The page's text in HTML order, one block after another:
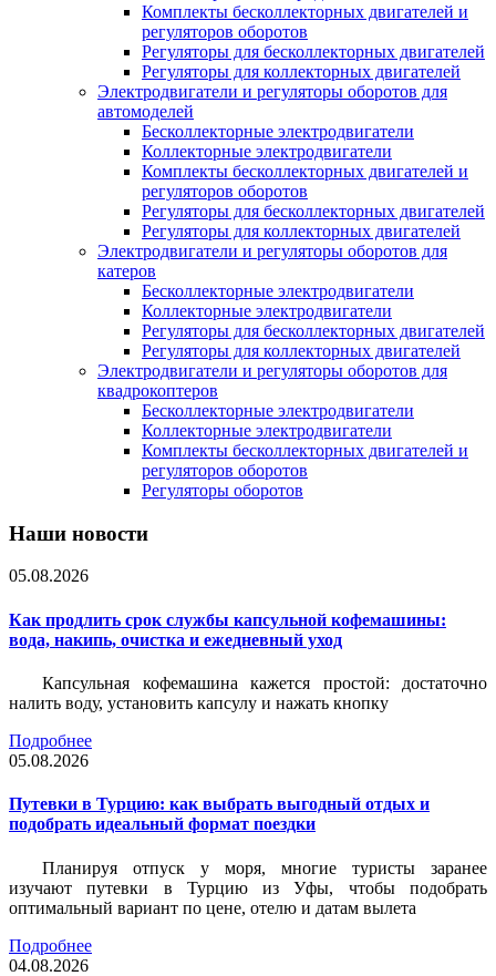
Комплекты бесколлекторных двигателей и
регуляторов оборотов
Регуляторы для бесколлекторных двигателей
Регуляторы для коллекторных двигателей
Электродвигатели и регуляторы оборотов для
автомоделей
Бесколлекторные электродвигатели
Коллекторные электродвигатели
Комплекты бесколлекторных двигателей и
регуляторов оборотов
Регуляторы для бесколлекторных двигателей
Регуляторы для коллекторных двигателей
Электродвигатели и регуляторы оборотов для
катеров
Бесколлекторные электродвигатели
Коллекторные электродвигатели
Регуляторы для бесколлекторных двигателей
Регуляторы для коллекторных двигателей
Электродвигатели и регуляторы оборотов для
квадрокоптеров
Бесколлекторные электродвигатели
Коллекторные электродвигатели
Комплекты бесколлекторных двигателей и
регуляторов оборотов
Регуляторы оборотов
Наши новости
05.08.2026
Как продлить срок службы капсульной кофемашины:
вода, накипь, очистка и ежедневный уход
Капсульная кофемашина кажется простой: достаточно
налить воду, установить капсулу и нажать кнопку
Подробнее
05.08.2026
Путевки в Турцию: как выбрать выгодный отдых и
подобрать идеальный формат поездки
Планируя отпуск у моря, многие туристы заранее
изучают путевки в Турцию из Уфы, чтобы подобрать
оптимальный вариант по цене, отелю и датам вылета
Подробнее
04.08.2026